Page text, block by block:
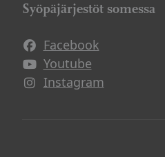
Syöpäjärjestöt somessa
Facebook
Avautuu uuteen ikkunaan
Youtube
Avautuu uuteen ikkunaan
Instagram
Avautuu uuteen ikkunaan